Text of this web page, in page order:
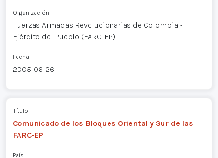
Organización
Fuerzas Armadas Revolucionarias de Colombia -
Ejército del Pueblo (FARC-EP)
Fecha
2005-06-26
Título
Comunicado de los Bloques Oriental y Sur de las
FARC-EP
País